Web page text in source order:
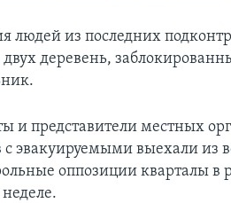
людей из последних
деревень,
и представители местных
с эвакуируемыми выехали из
оппозиции кварталы в